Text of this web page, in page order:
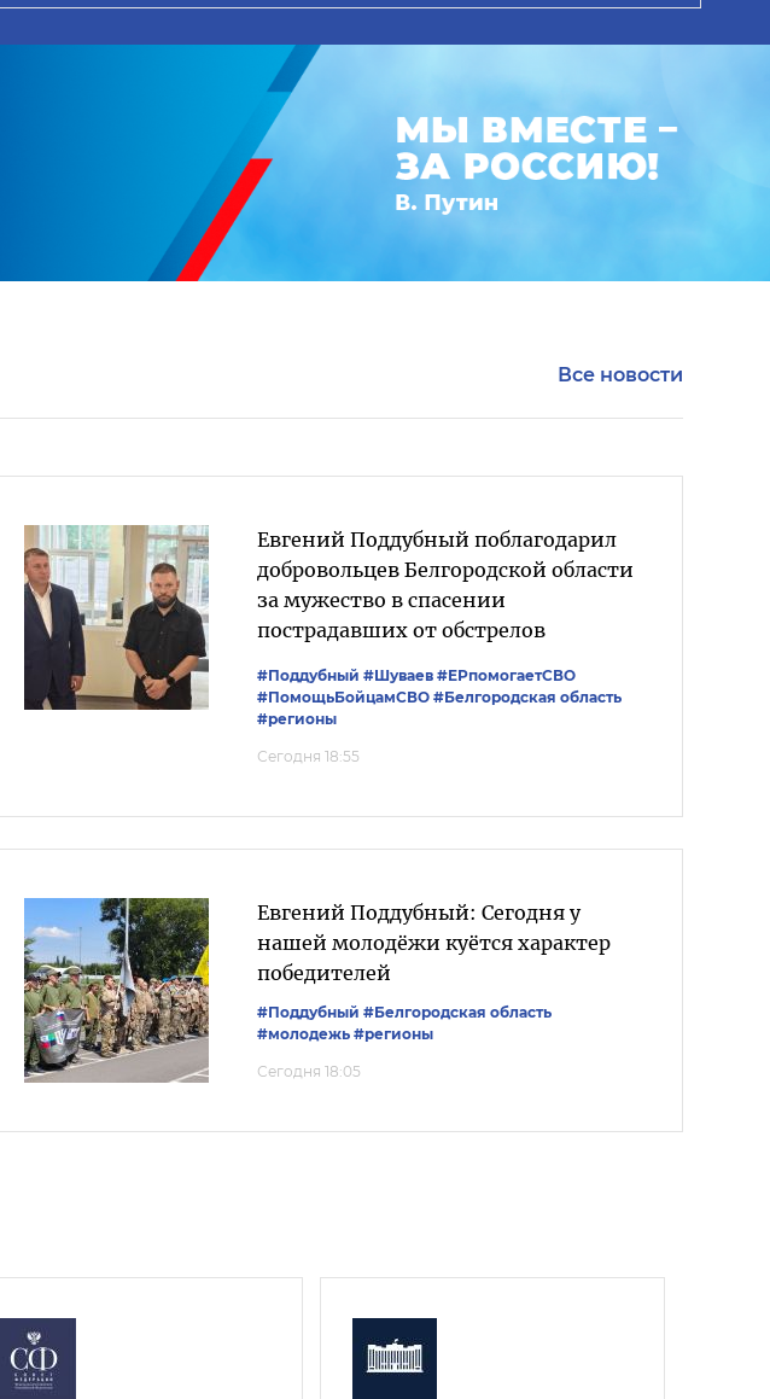
Все новости
Евгений Поддубный поблагодарил
добровольцев Белгородской области
за мужество в спасении
пострадавших от обстрелов
#Поддубный #Шуваев #ЕРпомогаетСВО
#ПомощьБойцамСВО #Белгородская область
#регионы
Сегодня 18:55
Евгений Поддубный: Сегодня у
нашей молодёжи куётся характер
победителей
#Поддубный #Белгородская область
#молодежь #регионы
Сегодня 18:05